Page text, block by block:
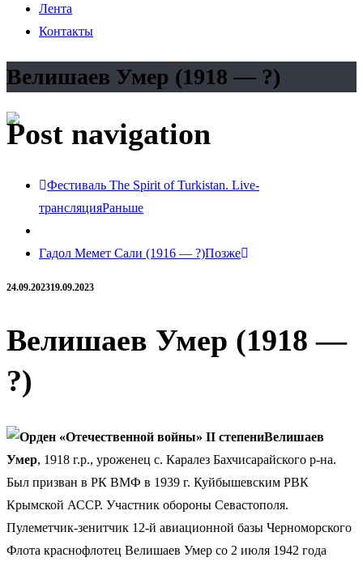
Лента
Контакты
Велишаев Умер (1918 — ?)
Post navigation
Фестиваль The Spirit of Turkistan. Live-
трансляцияРаньше
Гадол Мемет Сали (1916 — ?)Позже
24.09.202319.09.2023
Велишаев Умер (1918 —
?)
Велишаев
Умер, 1918 г.р., уроженец с. Каралез Бахчисарайского р-на.
Был призван в РК ВМФ в 1939 г. Куйбышевским РВК
Крымской АССР. Участник обороны Севастополя.
Пулеметчик-зенитчик 12-й авиационной базы Черноморского
Флота краснофлотец Велишаев Умер со 2 июля 1942 года